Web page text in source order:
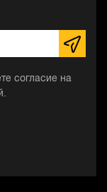
согласие на